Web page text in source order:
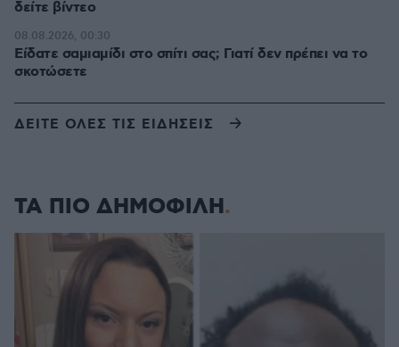
δείτε βίντεο
Είδατε σαμιαμίδι στο σπίτι σας; Γιατί δεν πρέπει να το
σκοτώσετε
08.08.2026, 00:30
ΔΕΙΤΕ ΟΛΕΣ ΤΙΣ ΕΙΔΗΣΕΙΣ
ΤΑ ΠΙΟ ΔΗΜΟΦΙΛΗ